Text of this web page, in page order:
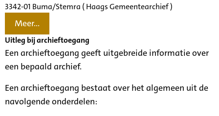
3342-01 Buma/Stemra ( Haags Gemeentearchief )
Meer...
Uitleg bij archieftoegang
Een archieftoegang geeft uitgebreide informatie over
een bepaald archief.
Een archieftoegang bestaat over het algemeen uit de
navolgende onderdelen: